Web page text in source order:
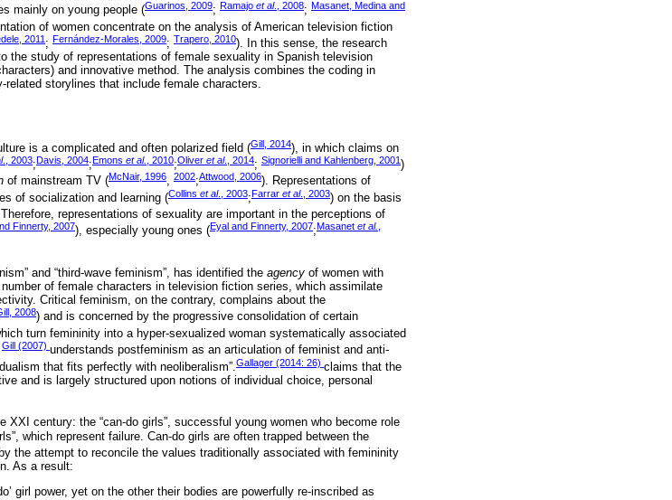
mainly on young people (Guarinos, 2009; Ramajo et al., 2008; Masanet, Medina and
of women concentrate on the analysis of American television fiction
2011 ; Fernández-Morales, 2009; Trapero, 2010). In this sense, the research
the study of representations of female sexuality in Spanish television
and innovative method. The analysis combines the coding in
storylines that include female characters.
is a complicated and often polarized field (Gill, 2014), in which claims on
., 2003;Davis, 2004;Emons et al. , 2010;Oliver et al., 2014; Signorielli and Kahlenberg, 2001)
of mainstream TV (McNair, 1996, 2002;Attwood, 2006). Representations of
of socialization and learning (Collins et al., 2003;Farrar et al., 2003) on the basis
representations of sexuality are important in the perceptions of
Finnerty, 2007), especially young ones (Eyal and Finnerty, 2007;Masanet et al.,
and “third-wave feminism”, has identified the agency of women with
of female characters in television fiction series, which assimilate
Critical feminism, on the contrary, complains about the
2008) and is concerned by the progressive consolidation of certain
turn femininity into a hyper-sexualized woman systematically associated
Gill (2007) understands postfeminism as an articulation of feminist and anti-
that fits perfectly with neoliberalism”.Gallager (2014: 26) claims that the
and is largely structured upon notions of individual choice, personal
century: the “can-do girls”, successful young women who become role
which represent failure. Can-do girls are often trapped between the
the attempt to reconcile the values traditionally associated with femininity
As a result:
girl power, yet on the other their bodies are powerfully re-inscribed as